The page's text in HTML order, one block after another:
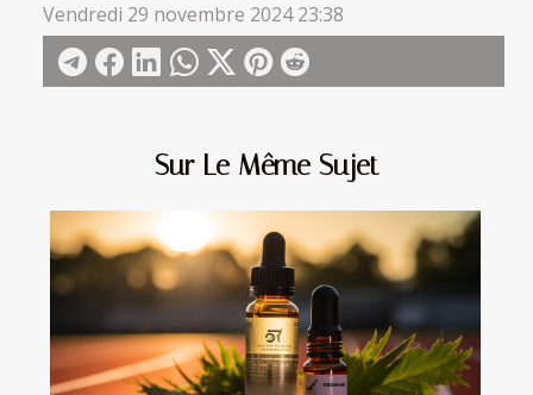
Sur Le Même Sujet
Vendredi 29 novembre 2024 23:38